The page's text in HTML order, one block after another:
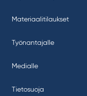
Materiaalitilaukset
Työnantajalle
Medialle
Tietosuoja